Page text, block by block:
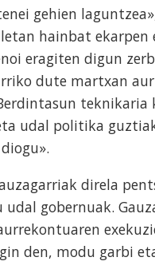
gehien
hainbat ekarpen
eragiten digun
dute martxan
udal politika
direla
gobernuak.
den, modu garbi